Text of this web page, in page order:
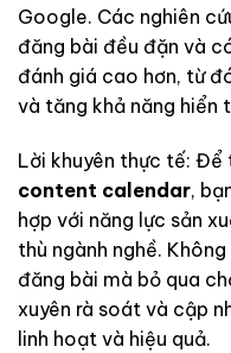
Google. Các nghiên
đăng bài đều đặn và
đánh giá cao hơn, từ
và tăng khả năng hiển
Lời khuyên thực tế: Để
content calendar,
hợp với năng lực sản
thù ngành nghề.
đăng bài mà bỏ qua
xuyên rà soát và cập
linh hoạt và hiệu quả.